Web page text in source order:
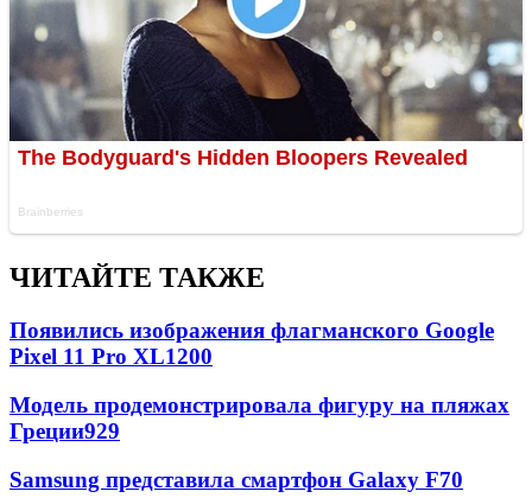
ЧИТАЙТЕ ТАКЖЕ
Появились изображения флагманского Google
Pixel 11 Pro XL1200
Модель продемонстрировала фигуру на пляжах
Греции929
Samsung представила смартфон Galaxy F70